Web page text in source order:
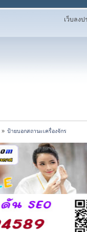
เว็บลง
» ป้ายบอกสถานะเครื่องจักร